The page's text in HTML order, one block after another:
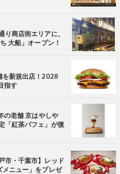
り商店街エリアに、
大船」オープン！
を新規出店！2028
指す
の老舗 京はやしや
「紅茶パフェ」が復
市・千葉市】レッド
メニュー」をプレゼ